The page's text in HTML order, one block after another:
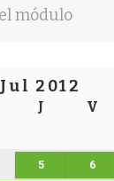
Jul 2012
J V
5 6